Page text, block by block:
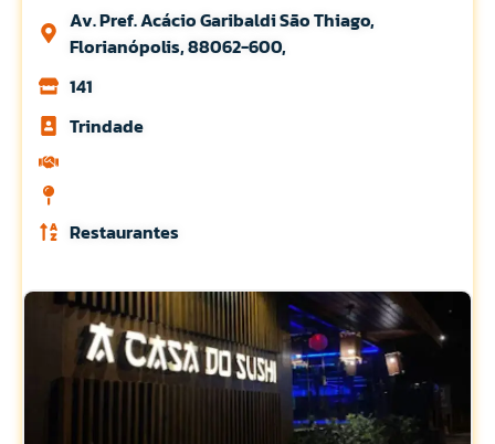
Av. Pref. Acácio Garibaldi São Thiago,
Florianópolis, 88062-600,
141
Trindade
Restaurantes